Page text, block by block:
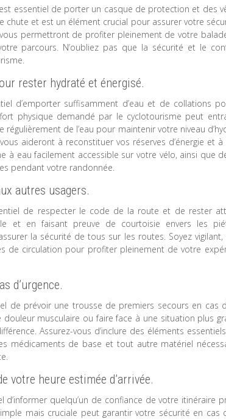
essentiel de porter un casque de protection et des
chute et est un élément crucial pour assurer votre
permettront de profiter pleinement de votre
parcours. N’oubliez pas que la sécurité et le
rester hydraté et énergisé.
d’emporter suffisamment d’eau et de collations
physique demandé par le cyclotourisme peut
de l’eau pour maintenir votre niveau
aideront à reconstituer vos réserves d’énergie et à
à eau facilement accessible sur votre vélo, ainsi que
pendant votre randonnée.
autres usagers.
de respecter le code de la route et de rester
et en faisant preuve de courtoisie envers les
la sécurité de tous sur les routes. Soyez vigilant,
de circulation pour profiter pleinement de votre
d’urgence.
de prévoir une trousse de premiers secours en cas
musculaire ou faire face à une situation plus
Assurez-vous d’inclure des éléments
médicaments de base et tout autre matériel
votre heure estimée d’arrivée.
quelqu’un de confiance de votre itinéraire
mais cruciale peut garantir votre sécurité en cas